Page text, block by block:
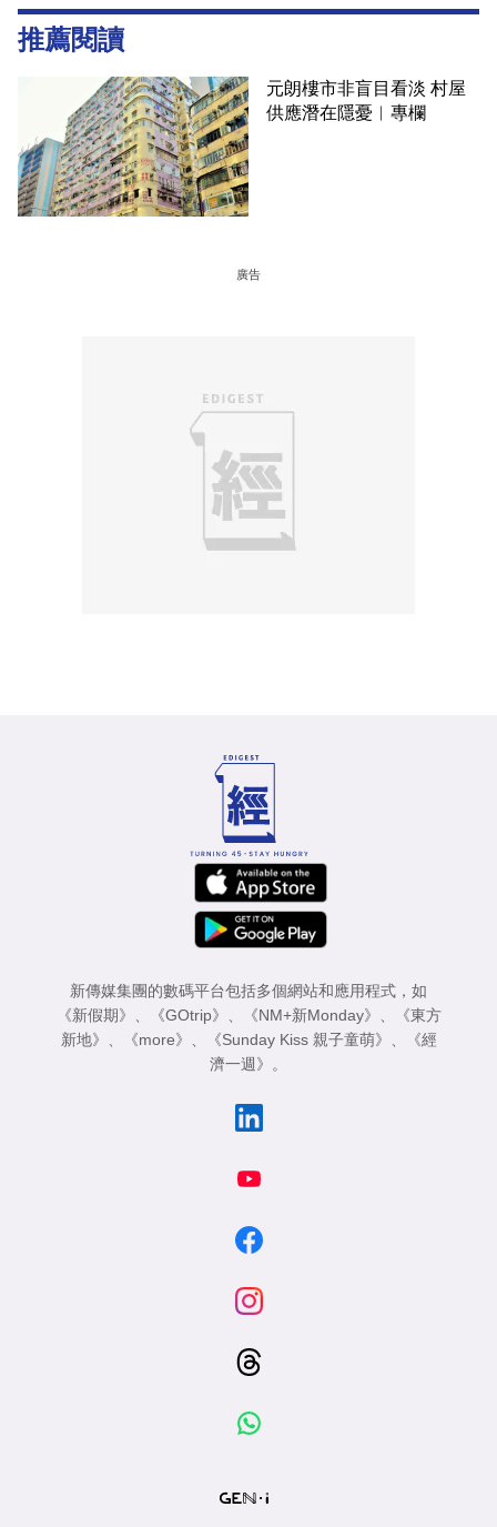
推薦閱讀
元朗樓市非盲目看淡 村屋
供應潛在隱憂︳專欄
廣告
新傳媒集團的數碼平台包括多個網站和應用程式，如
《新假期》
《GOtrip》 《NM+新Monday》
《東方
新地》
《more》 《Sunday Kiss 親子童萌》
《經
濟一週》
。